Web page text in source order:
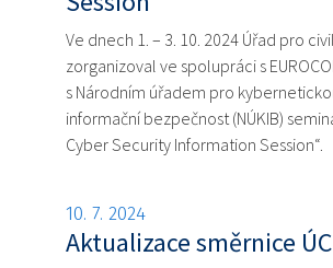
Ve dnech 1. – 3. 10. 2024 Úřad pro
zorganizoval ve spolupráci s
s Národním úřadem pro
informační bezpečnost (NÚKIB)
Cyber Security Information Session“.
10. 7. 2024
Aktualizace směrnice